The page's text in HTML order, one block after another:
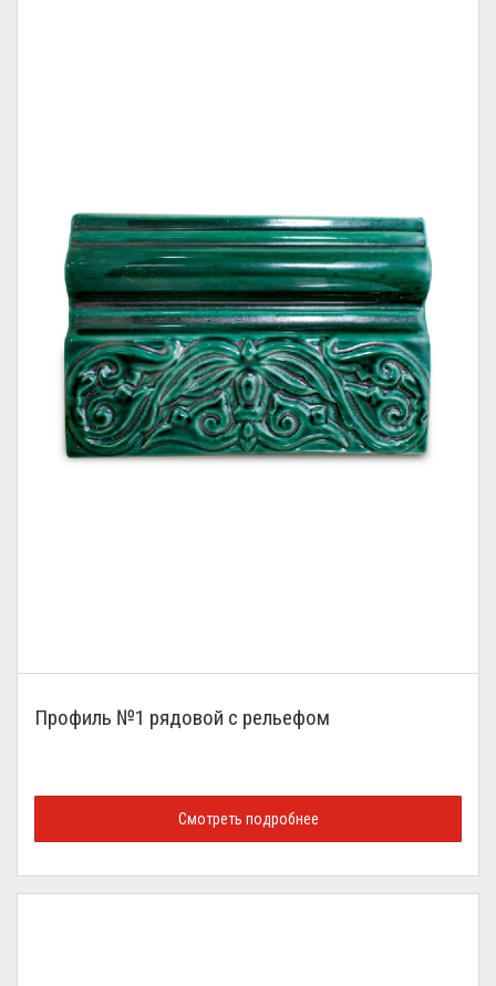
Профиль №1 рядовой с рельефом
Смотреть подробнее